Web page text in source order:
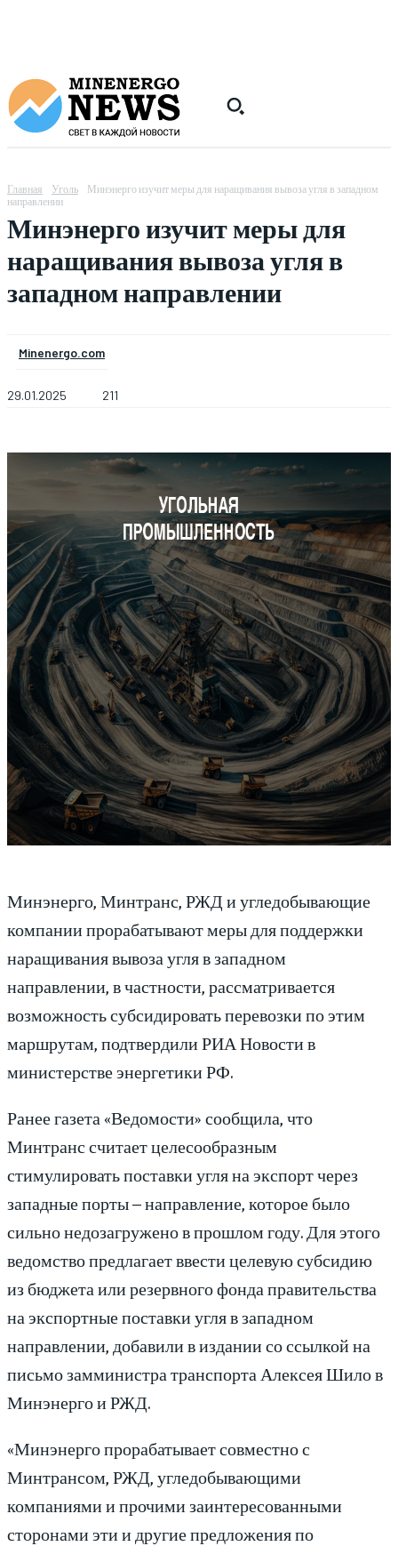
Главная Уголь
Минэнерго изучит меры для наращивания вывоза угля в западном
направлении
Минэнерго изучит меры для
наращивания вывоза угля в
западном направлении
Minenergo.com
29.01.2025 211
Минэнерго, Минтранс, РЖД и угледобывающие
компании прорабатывают меры для поддержки
наращивания вывоза угля в западном
направлении, в частности, рассматривается
возможность субсидировать перевозки по этим
маршрутам, подтвердили РИА Новости в
министерстве энергетики РФ.
Ранее газета «Ведомости» сообщила, что
Минтранс считает целесообразным
стимулировать поставки угля на экспорт через
западные порты – направление, которое было
сильно недозагружено в прошлом году. Для этого
ведомство предлагает ввести целевую субсидию
из бюджета или резервного фонда правительства
на экспортные поставки угля в западном
направлении, добавили в издании со ссылкой на
письмо замминистра транспорта Алексея Шило в
Минэнерго и РЖД.
«Минэнерго прорабатывает совместно с
Минтрансом, РЖД, угледобывающими
компаниями и прочими заинтересованными
сторонами эти и другие предложения по